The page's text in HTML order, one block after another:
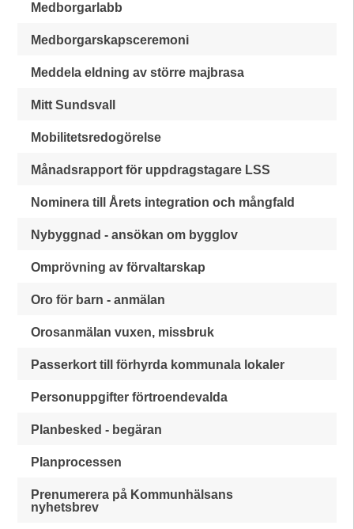
Medborgarlabb
Medborgarskapsceremoni
Meddela eldning av större majbrasa
Mitt Sundsvall
Mobilitetsredogörelse
Månadsrapport för uppdragstagare LSS
Nominera till Årets integration och mångfald
Nybyggnad - ansökan om bygglov
Omprövning av förvaltarskap
Oro för barn - anmälan
Orosanmälan vuxen, missbruk
Passerkort till förhyrda kommunala lokaler
Personuppgifter förtroendevalda
Planbesked - begäran
Planprocessen
Prenumerera på Kommunhälsans
nyhetsbrev